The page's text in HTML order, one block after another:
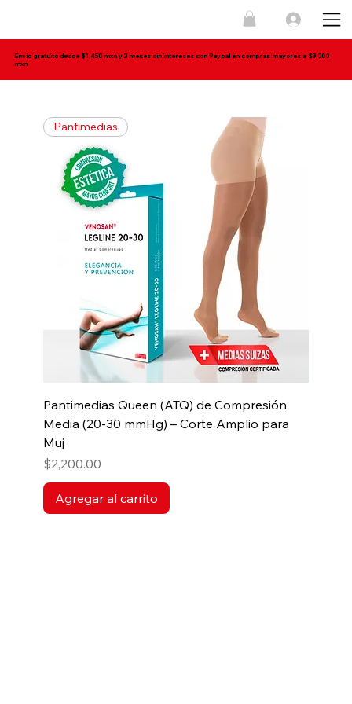
Envío gratuito desde $1,450 mxn y 3 meses sin intereses con Paypal en compras mayores a $3,000
mxn
Pantimedias
Pantimedias Queen (ATQ) de Compresión
Media (20-30 mmHg) – Corte Amplio para
Muj
Precio
$2,200.00
Agregar al carrito